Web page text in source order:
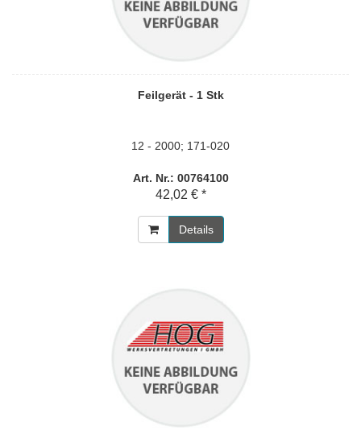
Feilgerät - 1 Stk
12 - 2000; 171-020
Art. Nr.: 00764100
42,02 € *
Details